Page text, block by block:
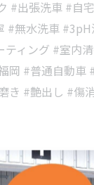
#出張洗車 #自
#無水洗車
ティング #室内
岡 #普通自動車
き #艶出し #傷